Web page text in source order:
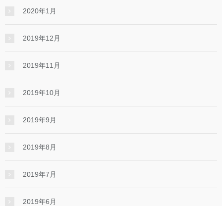
2020年1月
2019年12月
2019年11月
2019年10月
2019年9月
2019年8月
2019年7月
2019年6月